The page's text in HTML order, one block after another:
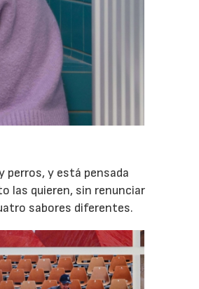
y está pensada
las quieren, sin renunciar
sabores diferentes.